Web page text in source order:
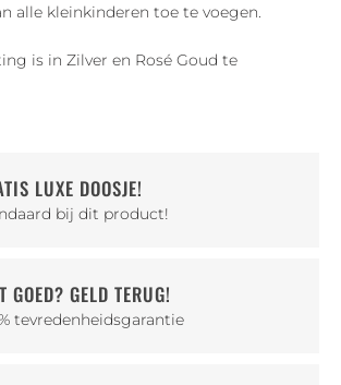
alle kleinkinderen toe te voegen.
is in Zilver en Rosé Goud te
LUXE DOOSJE!
bij dit product!
GOED? GELD TERUG!
tevredenheidsgarantie